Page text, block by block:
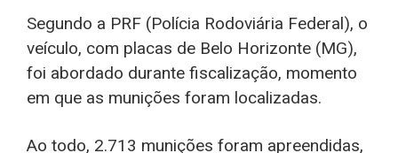
Segundo a PRF (Polícia Rodoviária Federal), o
veículo, com placas de Belo Horizonte (MG),
foi abordado durante fiscalização, momento
em que as munições foram localizadas.
Ao todo, 2.713 munições foram apreendidas,